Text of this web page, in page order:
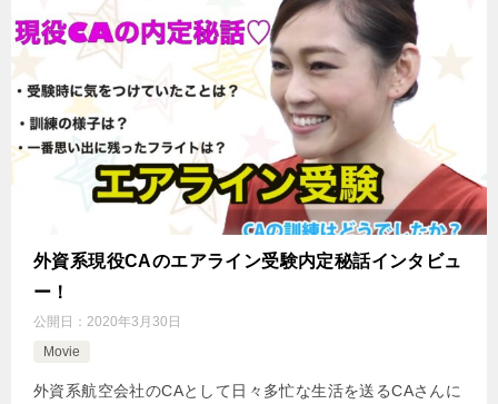
外資系現役CAのエアライン受験内定秘話インタビュ
ー！
公開日： 2020年3月30日
Movie
外資系航空会社のCAとして日々多忙な生活を送るCAさんに